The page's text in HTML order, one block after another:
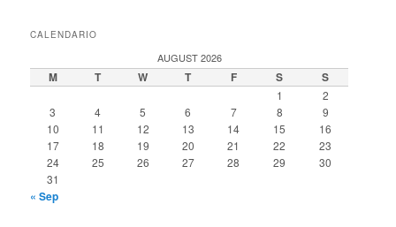
CALENDARIO
AUGUST 2026
M T W T F S S
1
2
3
4 5 6 7 8
9
10
11 12 13 14 15
16
17
18 19 20 21 22
23
24
25 26 27 28 29
30
31
« Sep